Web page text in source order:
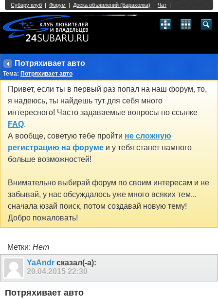
Потряхивает авто
Тема: Потряхивает авто
Привет, если ты в первый раз попал на наш форум, то,
я надеюсь, ты найдешь тут для себя много
интересного! Часто задаваемые вопросы по ссылке
FAQ.
А вообще, советую тебе пройти не сложную
регистрацию на форуме и у тебя станет намного
больше возможностей!
Внимательно выбирай форум по своим интересам и не
забывай, у нас обсуждалось уже много всяких тем...
сначала юзай поиск, потом создавай новую тему!
Добро пожаловать!
Метки: Нет
YaAndr сказал(-а):
20.04.2015 22:30
Потряхивает авто
Single Sign On provided byvBSSO
2 3 4 5 6 7 8 9 10 11 12 13 21 22 23 24 25 26
27 28 29 30 31 32 33 40 41 42 43